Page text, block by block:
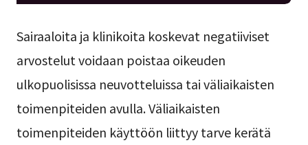
Sairaaloita ja klinikoita koskevat negatiiviset
arvostelut voidaan poistaa oikeuden
ulkopuolisissa neuvotteluissa tai väliaikaisten
toimenpiteiden avulla. Väliaikaisten
toimenpiteiden käyttöön liittyy tarve kerätä